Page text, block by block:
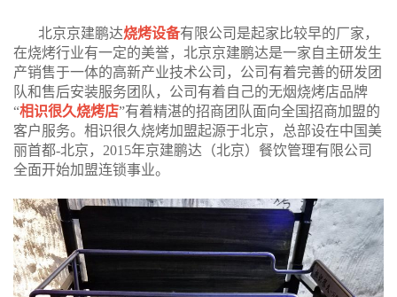
北京京建鹏达烧烤设备有限公司是起家比较早的厂家，
在烧烤行业有一定的美誉，北京京建鹏达是一家自主研发生
产销售于一体的高新产业技术公司，公司有着完善的研发团
队和售后安装服务团队，公司有着自己的无烟烧烤店品牌
“相识很久烧烤店”有着精湛的招商团队面向全国招商加盟的
客户服务。相识很久烧烤加盟起源于北京，总部设在中国美
丽首都-北京，2015年京建鹏达（北京）餐饮管理有限公司
全面开始加盟连锁事业。